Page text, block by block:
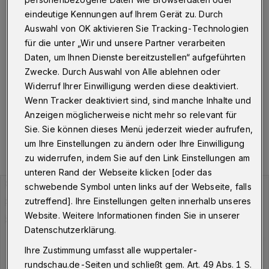
Wuppertal· Am Freitag (11. März 2022) um 11.04
Uhr hat die Stadt Wuppertal insgesamt 5.044
Personen gemeldet, die aktuell mit dem Corona-Virus
infiziert sind. Der Inzidenzwert liegt bei 1.123,94, die
Zahl der Neuinfektionen in den vergangenen sieben
Tagen bei 3.990.
11.03.2022 , 11:36 Uhr Eine Minute Lesezeit
eindeutige Kennungen auf Ihrem Gerät zu. Durch
Auswahl von OK aktivieren Sie Tracking-Technologien
für die unter „Wir und unsere Partner verarbeiten
Daten, um Ihnen Dienste bereitzustellen“ aufgeführten
Zwecke. Durch Auswahl von Alle ablehnen oder
Widerruf Ihrer Einwilligung werden diese deaktiviert.
Wenn Tracker deaktiviert sind, sind manche Inhalte und
Anzeigen möglicherweise nicht mehr so relevant für
Sie. Sie können dieses Menü jederzeit wieder aufrufen,
um Ihre Einstellungen zu ändern oder Ihre Einwilligung
zu widerrufen, indem Sie auf den Link Einstellungen am
unteren Rand der Webseite klicken [oder das
schwebende Symbol unten links auf der Webseite, falls
zutreffend]. Ihre Einstellungen gelten innerhalb unseres
Website. Weitere Informationen finden Sie in unserer
Datenschutzerklärung.
Ihre Zustimmung umfasst alle wuppertaler-
rundschau.de-Seiten und schließt gem. Art. 49 Abs. 1 S.